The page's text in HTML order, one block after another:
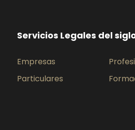
Servicios Legales del
Empresas
Particulares